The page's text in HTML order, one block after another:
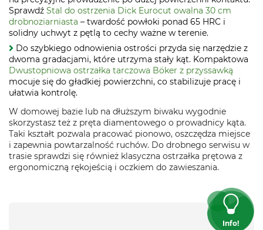
Sprawdź Stal do ostrzenia Dick Eurocut owalna 30 cm
drobnoziarniasta – twardość powłoki ponad 65 HRC i
solidny uchwyt z pętlą to cechy ważne w terenie.
Do szybkiego odnowienia ostrości przyda się narzędzie z
dwoma gradacjami, które utrzyma stały kąt. Kompaktowa
Dwustopniowa ostrzałka tarczowa Böker z przyssawką
mocuje się do gładkiej powierzchni, co stabilizuje pracę i
ułatwia kontrolę.
W domowej bazie lub na dłuższym biwaku wygodnie
skorzystasz też z pręta diamentowego o prowadnicy kąta.
Taki kształt pozwala pracować pionowo, oszczędza miejsce
i zapewnia powtarzalność ruchów. Do drobnego serwisu w
trasie sprawdzi się również klasyczna ostrzałka prętowa z
ergonomiczną rękojeścią i oczkiem do zawieszania.
Info!